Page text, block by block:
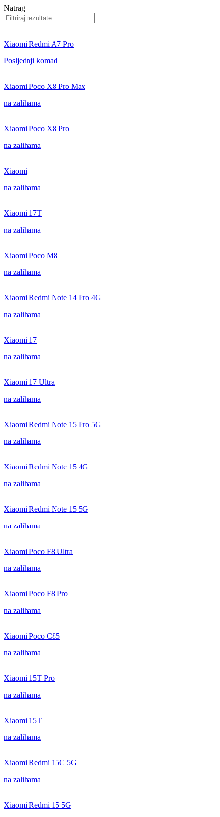
Natrag
Xiaomi Redmi A7 Pro
Posljednji komad
Xiaomi Poco X8 Pro Max
na zalihama
Xiaomi Poco X8 Pro
na zalihama
Xiaomi
na zalihama
Xiaomi 17T
na zalihama
Xiaomi Poco M8
na zalihama
Xiaomi Redmi Note 14 Pro 4G
na zalihama
Xiaomi 17
na zalihama
Xiaomi 17 Ultra
na zalihama
Xiaomi Redmi Note 15 Pro 5G
na zalihama
Xiaomi Redmi Note 15 4G
na zalihama
Xiaomi Redmi Note 15 5G
na zalihama
Xiaomi Poco F8 Ultra
na zalihama
Xiaomi Poco F8 Pro
na zalihama
Xiaomi Poco C85
na zalihama
Xiaomi 15T Pro
na zalihama
Xiaomi 15T
na zalihama
Xiaomi Redmi 15C 5G
na zalihama
Xiaomi Redmi 15 5G